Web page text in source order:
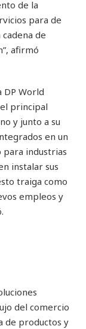
de la
para de
de
afirmó
World
principal
y junto a su
en un
industrias
instalar sus
traiga como
empleos y
del comercio
de productos y